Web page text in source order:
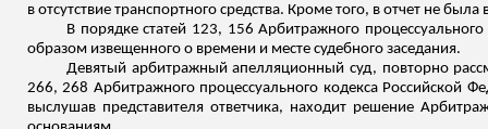
в отсутствие транспортного средства. Кроме того, в отчет не
В порядке статей 123, 156 Арбитражного
образом извещенного о времени и месте судебного заседания.
Девятый арбитражный апелляционный суд, повторно
266, 268 Арбитражного процессуального кодекса Российской
выслушав представителя ответчика, находит решение